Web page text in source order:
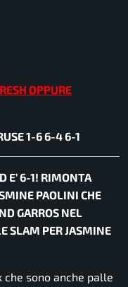
OPPURE
1-6 6-4 6-1
E’ 6-1! RIMONTA
PAOLINI CHE
GARROS NEL
SLAM PER JASMINE
che sono anche palle